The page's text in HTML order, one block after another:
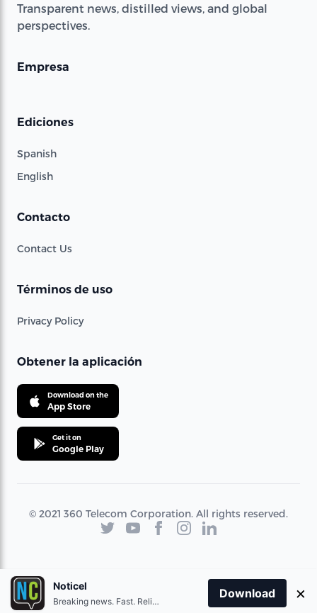
Transparent news, distilled views, and global
perspectives.
Empresa
Ediciones
Spanish
English
Contacto
Contact Us
Términos de uso
Privacy Policy
Obtener la aplicación
Download on the
App Store
Get it on
Google Play
© 2021 360 Telecom Corporation. All rights reserved.
Noticel
Breaking news. Fast. Reliable.
Download ×